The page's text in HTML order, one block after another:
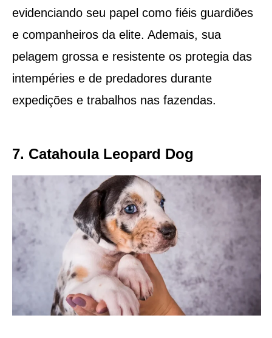
evidenciando seu papel como fiéis guardiões
e companheiros da elite. Ademais, sua
pelagem grossa e resistente os protegia das
intempéries e de predadores durante
expedições e trabalhos nas fazendas.
7. Catahoula Leopard Dog